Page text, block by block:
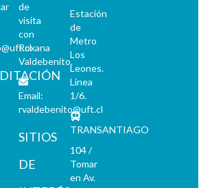
de
visita
con
Roxana
Valdebenito.
Email:
rvaldebenito@uft.cl
SITIOS
DE
Estación
de
Metro
Los
Leones.
Línea
1/6.
TRANSANTIAGO
104 /
Tomar
en Av.